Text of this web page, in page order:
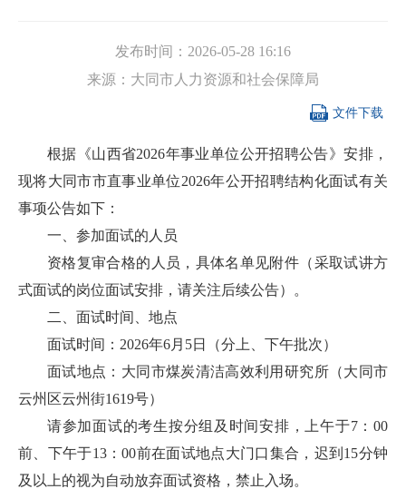
发布时间： 2026-05-28 16:16
来源： 大同市人力资源和社会保障局
 文件下载
根据《山西省2026年事业单位公开招聘公告》安排，
现将大同市市直事业单位2026年公开招聘结构化面试有关
事项公告如下：
一、参加面试的人员
资格复审合格的人员，具体名单见附件（采取试讲方
式面试的岗位面试安排，请关注后续公告）。
二、面试时间、地点
面试时间：2026年6月5日（分上、下午批次）
面试地点：大同市煤炭清洁高效利用研究所（大同市
云州区云州街1619号）
请参加面试的考生按分组及时间安排，上午于7：00
前、下午于13：00前在面试地点大门口集合，迟到15分钟
及以上的视为自动放弃面试资格，禁止入场。